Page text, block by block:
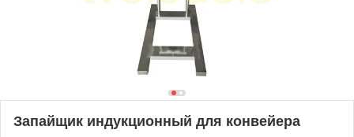
Запайщик индукционный для конвейера